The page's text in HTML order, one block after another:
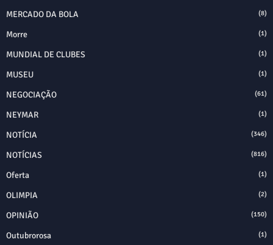
MERCADO DA BOLA (8)
Morre (1)
MUNDIAL DE CLUBES (1)
MUSEU (1)
NEGOCIAÇÃO (61)
NEYMAR (1)
NOTÍCIA (346)
NOTÍCIAS (816)
Oferta (1)
OLIMPIA (2)
OPINIÃO (150)
Outubrorosa (1)